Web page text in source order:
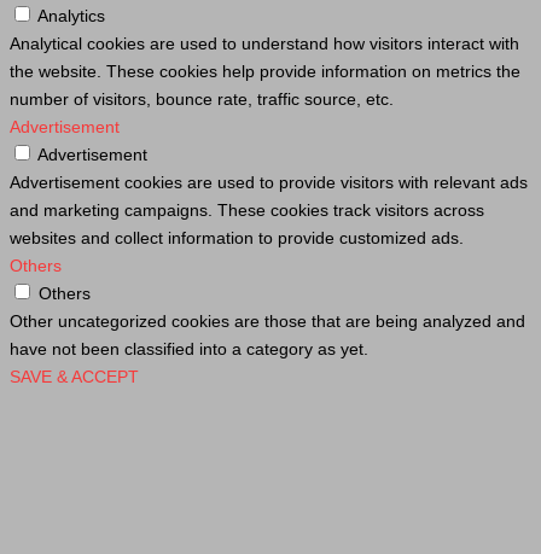
Analytics
Analytical cookies are used to understand how visitors interact with
the website. These cookies help provide information on metrics the
number of visitors, bounce rate, traffic source, etc.
Advertisement
Advertisement
Advertisement cookies are used to provide visitors with relevant ads
and marketing campaigns. These cookies track visitors across
websites and collect information to provide customized ads.
Others
Others
Other uncategorized cookies are those that are being analyzed and
have not been classified into a category as yet.
SAVE & ACCEPT